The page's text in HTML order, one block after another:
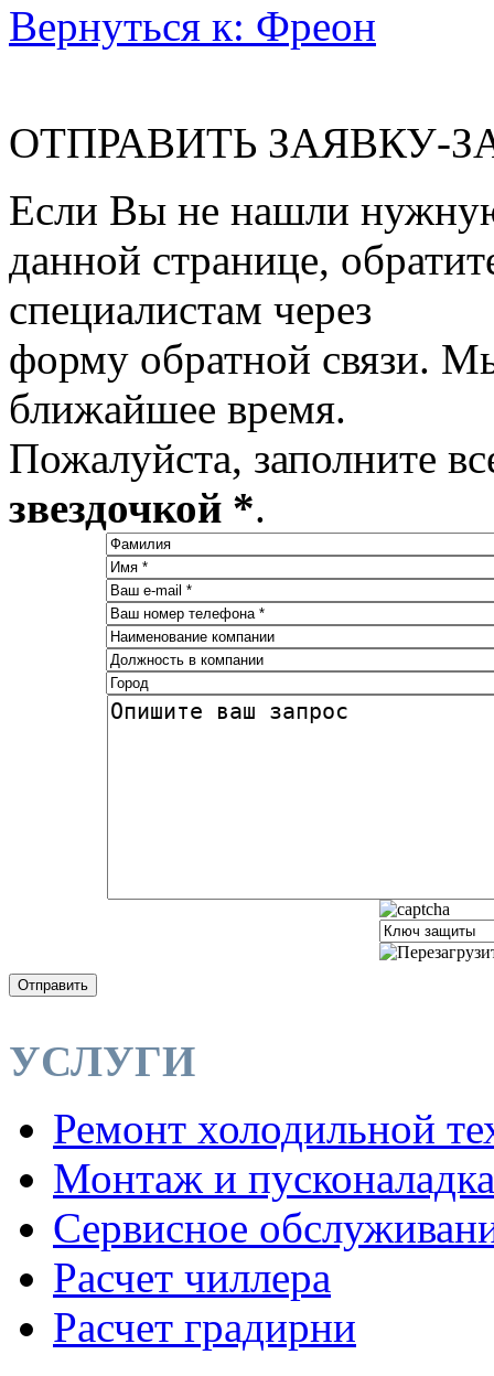
Вернуться к: Фреон
ОТПРАВИТЬ ЗАЯВКУ-
Если Вы не нашли
данной странице,
специалистам через
форму обратной связи.
ближайшее время.
Пожалуйста, заполните
звездочкой *.
Отправить
УСЛУГИ
Ремонт холодильной
Монтаж и пусконаладка
Сервисное
Расчет чиллера
Расчет градирни